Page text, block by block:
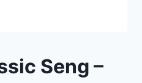
Seng –